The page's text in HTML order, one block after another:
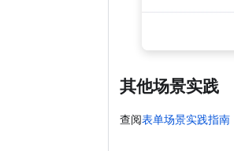
其他场景实践
查阅表单场景实践指南